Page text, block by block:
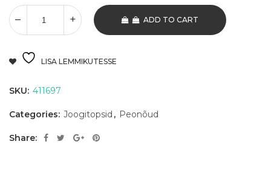
ADD TO CART
LISA LEMMIKUTESSE
SKU: 411697
Categories: Joogitopsid , Peonõud
Share: